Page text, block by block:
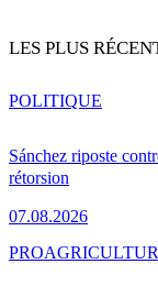
LES PLUS
Sánchez riposte
rétorsion
07.08.2026
POLITIQUE
PRO